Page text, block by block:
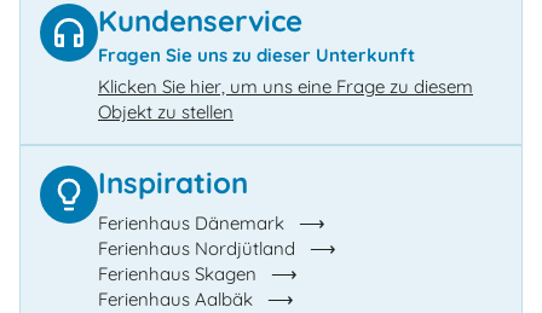
Kundenservice
Fragen Sie uns zu dieser Unterkunft
Klicken Sie hier, um uns eine Frage zu diesem
Objekt zu stellen
Inspiration
Ferienhaus Dänemark
Ferienhaus Nordjütland
Ferienhaus Skagen
Ferienhaus Aalbäk